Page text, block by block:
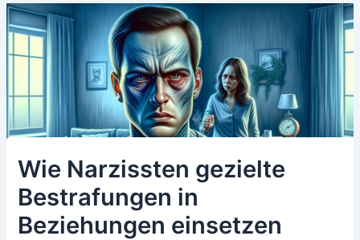
Wie Narzissten gezielte
Bestrafungen in
Beziehungen einsetzen